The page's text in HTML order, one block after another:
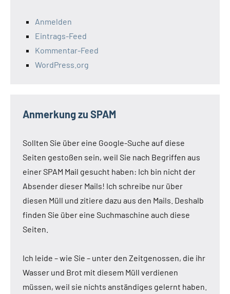
Anmelden
Eintrags-Feed
Kommentar-Feed
WordPress.org
Anmerkung zu SPAM
Sollten Sie über eine Google-Suche auf diese
Seiten gestoßen sein, weil Sie nach Begriffen aus
einer SPAM Mail gesucht haben: Ich bin nicht der
Absender dieser Mails! Ich schreibe nur über
diesen Müll und zitiere dazu aus den Mails. Deshalb
finden Sie über eine Suchmaschine auch diese
Seiten.
Ich leide – wie Sie – unter den Zeitgenossen, die ihr
Wasser und Brot mit diesem Müll verdienen
müssen, weil sie nichts anständiges gelernt haben.